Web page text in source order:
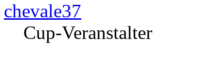
chevale37
Cup-Veranstalter